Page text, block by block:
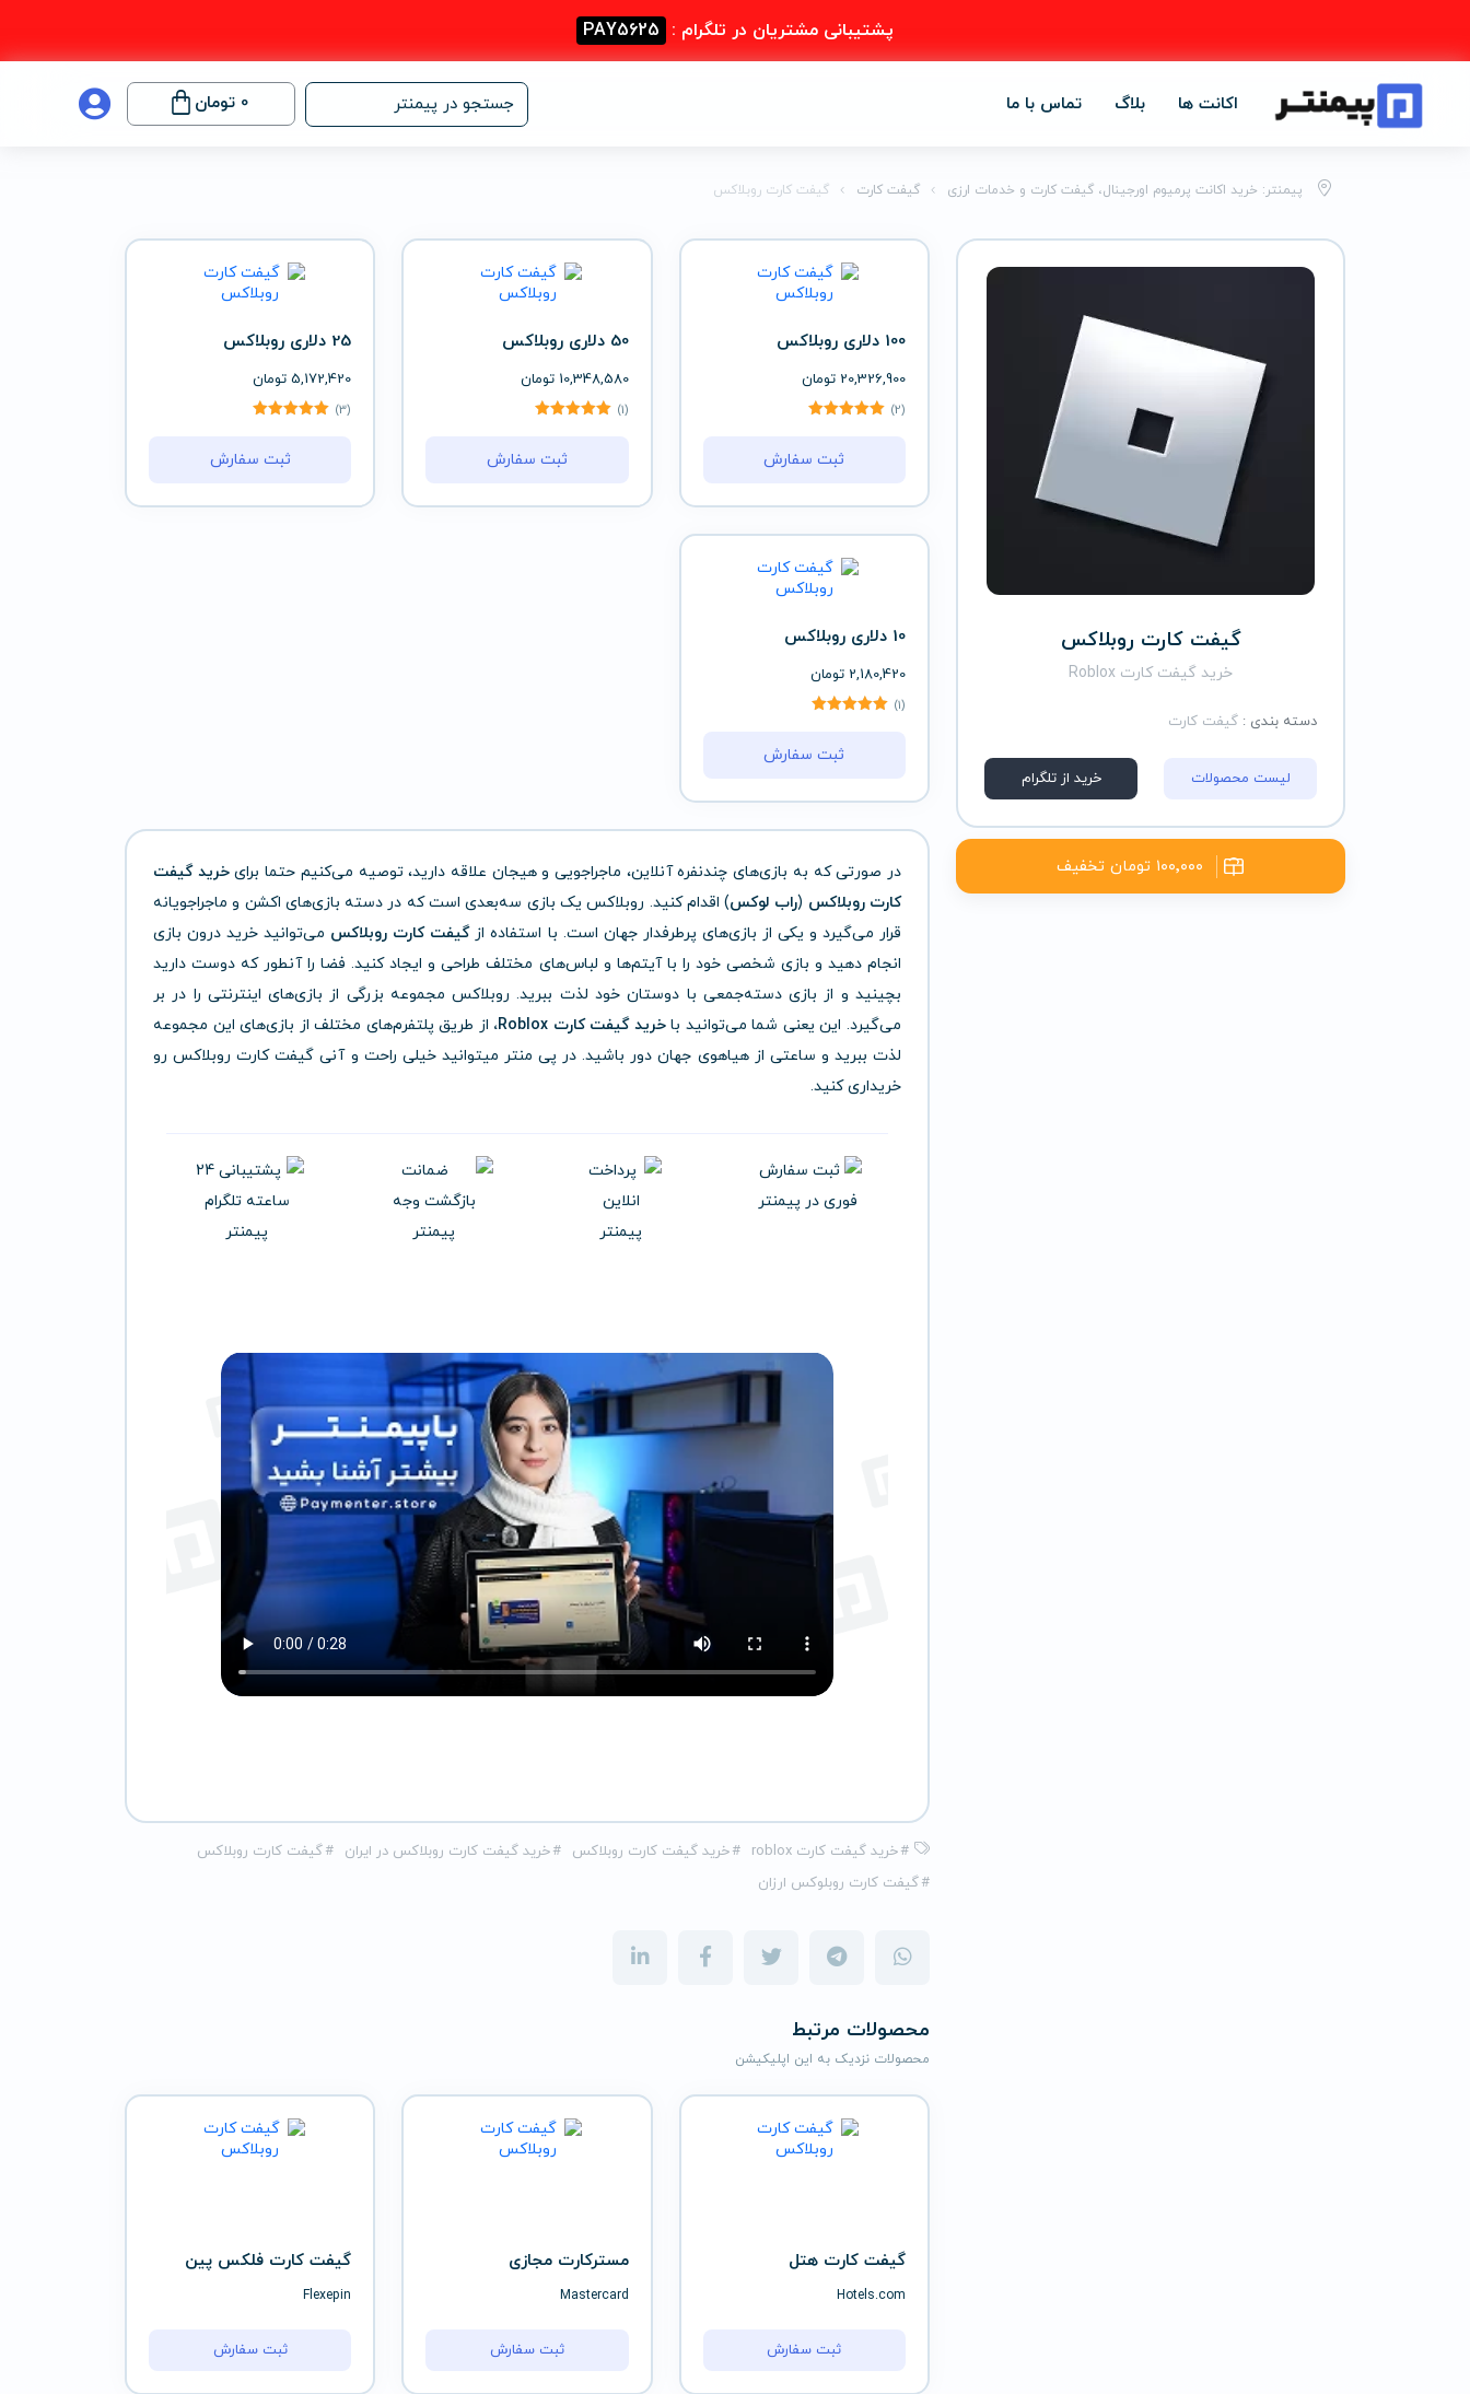
پشتیبانی مشتریان در تلگرام : PAY5625
اکانت ها بلاگ تماس با ما جستجو در پیمنتر 0 تومان
پیمنتر: خرید اکانت پرمیوم اورجینال، گیفت کارت و خدمات ارزی گیفت کارت گیفت کارت روبلاکس
گیفت کارت روبلاکس
خرید گیفت کارت Roblox
دسته بندی : گیفت کارت
لیست محصولات خرید از تلگرام
۱۰۰٬۰۰۰ تومان تخفیف
100 دلاری روبلاکس
20,326,900 تومان
(2)
ثبت سفارش
50 دلاری روبلاکس
10,348,580 تومان
(1)
ثبت سفارش
25 دلاری روبلاکس
5,172,420 تومان
(3)
ثبت سفارش
10 دلاری روبلاکس
2,180,420 تومان
(1)
ثبت سفارش
در صورتی که به بازی‌های چندنفره آنلاین، ماجراجویی و هیجان علاقه دارید، توصیه می‌کنیم حتما برایخرید گیفت
کارت روبلاکس (راب لوکس) اقدام کنید. روبلاکس یک بازی سه‌بعدی است که در دسته بازی‌های اکشن و ماجراجویانه
قرار می‌گیرد و یکی از بازی‌های پرطرفدار جهان است. با استفاده ازگیفت کارت روبلاکس می‌توانید خرید درون بازی
انجام دهید و بازی شخصی خود را با آیتم‌ها و لباس‌های مختلف طراحی و ایجاد کنید. فضا را آنطور که دوست دارید
بچینید و از بازی دسته‌جمعی با دوستان خود لذت ببرید. روبلاکس مجموعه بزرگی از بازی‌های اینترنتی را در بر
می‌گیرد. این یعنی شما می‌توانید باخرید گیفت کارت Roblox،
از طریق پلتفرم‌های مختلف از بازی‌های این مجموعه
لذت ببرید و ساعتی از هیاهوی جهان دور باشید. در پی منتر میتوانید خیلی راحت و آنی گیفت کارت روبلاکس رو
خریداری کنید.
#خرید گیفت کارت roblox #خرید گیفت کارت روبلاکس #خرید گیفت کارت روبلاکس در ایران #گیفت کارت روبلاکس
#گیفت کارت روبلوکس ارزان
محصولات مرتبط
محصولات نزدیک به این اپلیکیشن
گیفت کارت هتل
Hotels.com
ثبت سفارش
مسترکارت مجازی
Mastercard
ثبت سفارش
گیفت کارت فلکس پین
Flexepin
ثبت سفارش